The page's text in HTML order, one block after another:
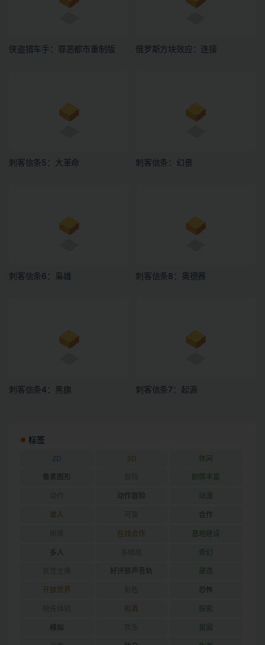
侠盗猎车手：罪恶都市重制版 俄罗斯方块效应：连接
刺客信条5：大革命 刺客信条：幻景
刺客信条6：枭雄 刺客信条8：奥德赛
刺客信条4：黑旗 刺客信条7：起源
标签
2D 3D 休闲
像素图形 剧情丰富
动作冒险 动漫
单人 合作
在线合作 基地建设
多人 奇幻
好评原声音轨 建造
开放世界 恐怖
拟真 探索
模拟 氛围